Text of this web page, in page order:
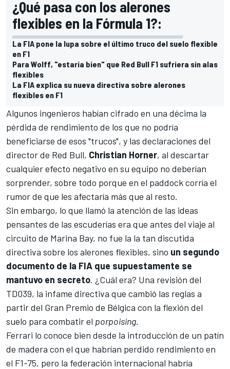
¿Qué pasa con los alerones
flexibles en la Fórmula 1?:
La FIA pone la lupa sobre el último truco del suelo flexible
en F1
Para Wolff, "estaría bien" que Red Bull F1 sufriera sin alas
flexibles
La FIA explica su nueva directiva sobre alerones
flexibles en F1
Algunos ingenieros habían cifrado en una décima la
pérdida de rendimiento de los que no podría
beneficiarse de esos "trucos", y las declaraciones del
director de Red Bull, Christian Horner, al descartar
cualquier efecto negativo en su equipo no deberían
sorprender, sobre todo porque en el paddock corría el
rumor de que les afectaría más que al resto.
Sin embargo, lo que llamó la atención de las ideas
pensantes de las escuderías era que antes del viaje al
circuito de Marina Bay, no fue la la tan discutida
directiva sobre los alerones flexibles, sino un segundo
documento de la FIA que supuestamente se
mantuvo en secreto. ¿Cuál era? Una revisión del
TD039, la infame directiva que cambió las reglas a
partir del Gran Premio de Bélgica con la flexión del
suelo para combatir el porpoising.
Ferrari lo conoce bien desde la introducción de un patín
de madera con el que habrían perdido rendimiento en
el F1-75, pero la federación internacional habría